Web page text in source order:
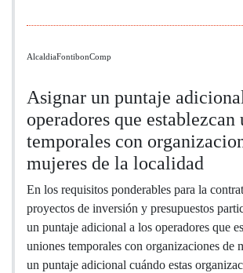
AlcaldiaFontibonComp
Asignar un puntaje
operadores que establezcan
temporales con
mujeres de la localidad
En los requisitos ponderables para la
proyectos de inversión y presupuestos
un puntaje adicional a los operadores que
uniones temporales con organizaciones de
un puntaje adicional cuándo estas